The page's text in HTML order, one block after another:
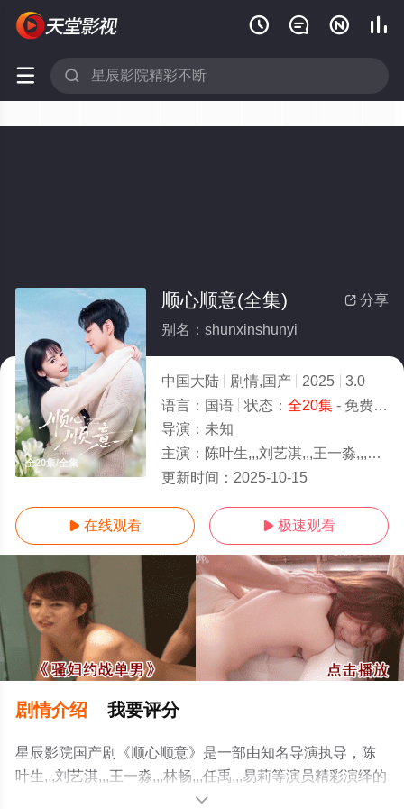
   
 
全20集/全集
 分享
顺心顺意(全集)
别名：shunxinshunyi
中国大陆 剧情,国产 2025
3.0
语言： 国语 状态： 全20集- 免费在线观看
导演： 未知
主演： 陈叶生,,,刘艺淇,,,王一淼,,,林畅,,,任禹,,,易莉
更新时间： 2025-10-15
 在线观看  极速观看
剧情介绍 我要评分
星辰影院国产剧《顺心顺意》是一部由知名导演执导，陈
叶生,,,刘艺淇,,,王一淼,,,林畅,,,任禹,,,易莉等演员精彩演绎的
中国大陆电视剧，大结局剧情已揭晓（全20集），手机免
